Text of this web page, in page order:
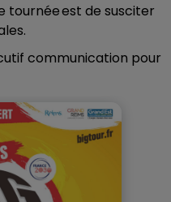
tournée est de susciter
communication pour